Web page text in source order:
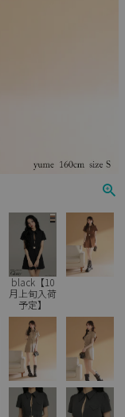
black【10
月上旬入荷
予定】